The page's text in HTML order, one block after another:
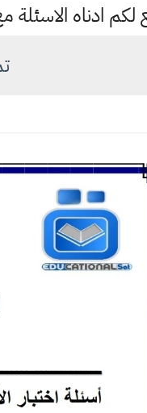
ادناه الاسئلة